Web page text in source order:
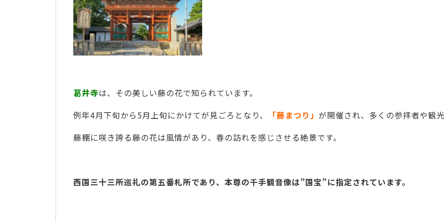
葛井寺は、その美しい藤の花で知られています。
例年4月下旬から5月上旬にかけてが見ごろとなり、
「藤まつり」 が開催され、多くの参拝者や観光
藤棚に咲き誇る藤の花は風情があり、春の訪れを感じさせる絶景です。
西国三十三所巡礼の第五番札所であり、本尊の千手観音像は”国宝”に指定されています。